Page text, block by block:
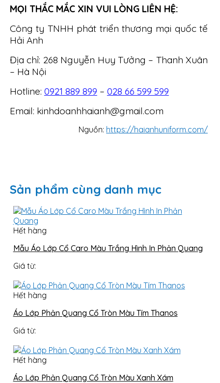
MỌI THẮC MẮC XIN VUI LÒNG LIÊN HỆ:
Công ty TNHH phát triển thương mại quốc tế
Hải Anh
Địa chỉ: 268 Nguyễn Huy Tưởng – Thanh Xuân
– Hà Nội
Hotline: 0921 889 899 – 028 66 599 599
Email: kinhdoanhhaianh@gmail.com
Nguồn: https://haianhuniform.com/
Sản phẩm cùng danh mục
Hết hàng
Mẫu Áo Lớp Cổ Caro Màu Trắng Hình In Phản Quang
Giá từ:
Hết hàng
Áo Lớp Phản Quang Cổ Tròn Màu Tím Thanos
Giá từ:
Hết hàng
Áo Lớp Phản Quang Cổ Tròn Màu Xanh Xám